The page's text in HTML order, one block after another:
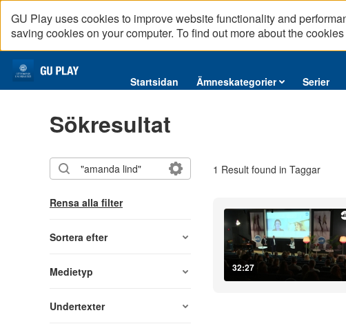
GU Play uses cookies to improve website functionality and
saving cookies on your computer. To find out more about the
Startsidan
Serier
Podcast
English content
Startsidan Ämneskategorier Serier
Sökresultat
Rensa alla filter
Sortera efter
Medietyp
Undertexter
1 Result found in Taggar
32:27